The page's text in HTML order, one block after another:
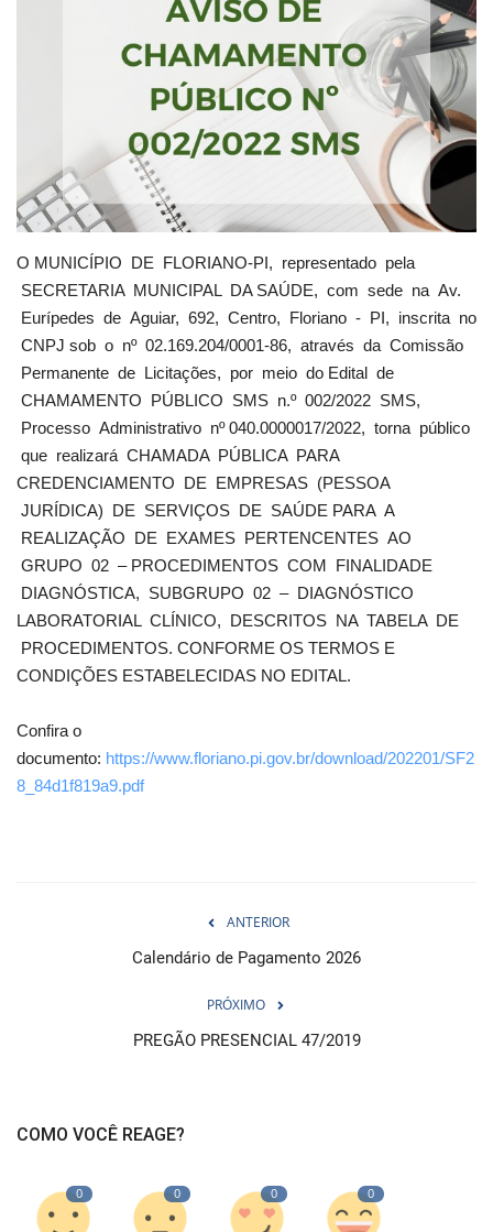
O MUNICÍPIO DE FLORIANO-PI, representado pela
SECRETARIA MUNICIPAL DA SAÚDE, com sede na Av.
Eurípedes de Aguiar, 692, Centro, Floriano - PI, inscrita no
CNPJ sob o nº 02.169.204/0001-86, através da Comissão
Permanente de Licitações, por meio do Edital de
CHAMAMENTO PÚBLICO SMS n.º 002/2022 SMS,
Processo Administrativo nº 040.0000017/2022, torna público
que realizará CHAMADA PÚBLICA PARA
CREDENCIAMENTO DE EMPRESAS (PESSOA
JURÍDICA) DE SERVIÇOS DE SAÚDE PARA A
REALIZAÇÃO DE EXAMES PERTENCENTES AO
GRUPO 02 – PROCEDIMENTOS COM FINALIDADE
DIAGNÓSTICA, SUBGRUPO 02 – DIAGNÓSTICO
LABORATORIAL CLÍNICO, DESCRITOS NA TABELA DE
PROCEDIMENTOS. CONFORME OS TERMOS E
CONDIÇÕES ESTABELECIDAS NO EDITAL.
Confira o
documento: https://www.floriano.pi.gov.br/download/202201/SF2
8_84d1f819a9.pdf
ANTERIOR
Calendário de Pagamento 2026
PRÓXIMO
PREGÃO PRESENCIAL 47/2019
COMO VOCÊ REAGE?
0 0 0 0